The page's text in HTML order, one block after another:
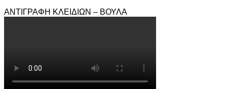
ΑΝΤΙΓΡΑΦΗ ΚΛΕΙΔΙΩΝ – ΒΟΥΛΑ